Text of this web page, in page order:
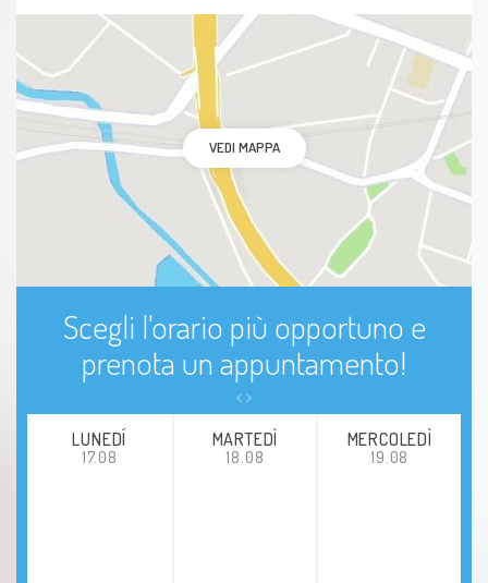
VEDI MAPPA
Scegli l'orario più opportuno e
prenota un appuntamento!
LUNEDÍ
17.08
MARTEDÌ
18.08
MERCOLEDÌ
19.08